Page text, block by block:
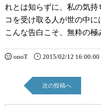
れとは知らずに、私の気持
コを受け取る人が世の中
こんな告白こそ、無粋の極
onoT 2015/02/12 16:00:00
次の投稿へ